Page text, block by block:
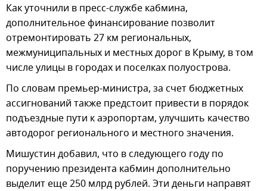
Как уточнили в пресс-службе кабмина,
дополнительное финансирование позволит
отремонтировать 27 км региональных,
межмуниципальных и местных дорог в Крыму, в том
числе улицы в городах и поселках полуострова.
По словам премьер-министра, за счет бюджетных
ассигнований также предстоит привести в порядок
подъездные пути к аэропортам, улучшить качество
автодорог регионального и местного значения.
Мишустин добавил, что в следующего году по
поручению президента кабмин дополнительно
выделит еще 250 млрд рублей. Эти деньги направят